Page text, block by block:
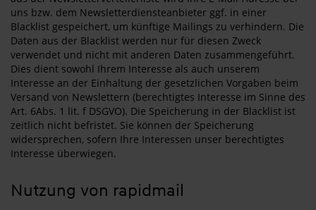
uns bzw. dem Newsletterdiensteanbieter ggf. in einer
Blacklist gespeichert, um künftige Mailings zu verhindern. Die
Daten aus der Blacklist werden nur für diesen Zweck
verwendet und nicht mit anderen Daten zusammengeführt.
Dies dient sowohl Ihrem Interesse als auch unserem
Interesse an der Einhaltung der gesetzlichen Vorgaben beim
Versand von Newslettern (berechtigtes Interesse im Sinne des
Art. 6Abs. 1 lit. f DSGVO). Die Speicherung in der Blacklist ist
zeitlich nicht befristet. Sie können der Speicherung
widersprechen, sofern Ihre Interessen unser berechtigtes
Interesse überwiegen.
Nutzung von rapidmail